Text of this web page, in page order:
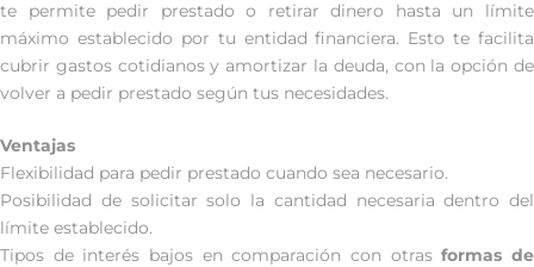
te permite pedir prestado o retirar dinero hasta un límite
máximo establecido por tu entidad financiera. Esto te facilita
cubrir gastos cotidianos y amortizar la deuda, con la opción de
volver a pedir prestado según tus necesidades.
Ventajas
Flexibilidad para pedir prestado cuando sea necesario.
Posibilidad de solicitar solo la cantidad necesaria dentro del
límite establecido.
Tipos de interés bajos en comparación con otrasformas de